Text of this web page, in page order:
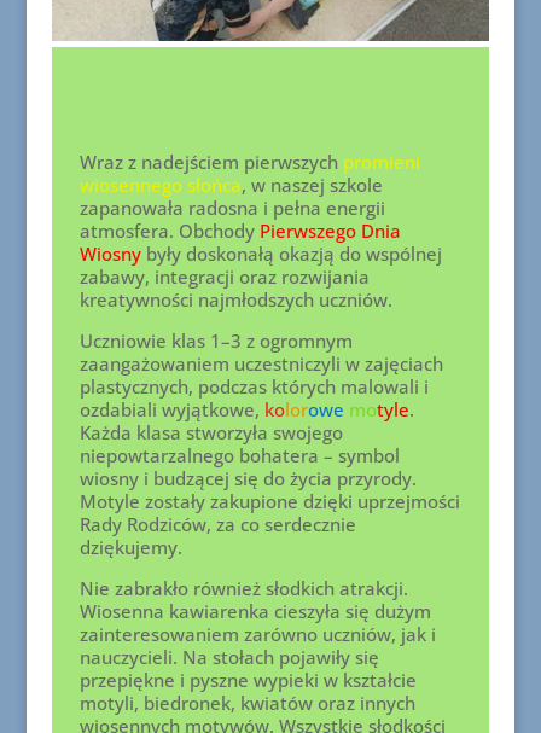
Wraz z nadejściem pierwszych promieni
wiosennego słońca, w naszej szkole
zapanowała radosna i pełna energii
atmosfera. Obchody Pierwszego Dnia
Wiosnybyły doskonałą okazją do wspólnej
zabawy, integracji oraz rozwijania
kreatywności najmłodszych uczniów.
Uczniowie klas 1–3 z ogromnym
zaangażowaniem uczestniczyli w zajęciach
plastycznych, podczas których malowali i
ozdabiali wyjątkowe, kolorowe motyle.
Każda klasa stworzyła swojego
niepowtarzalnego bohatera – symbol
wiosny i budzącej się do życia przyrody.
Motyle zostały zakupione dzięki uprzejmości
Rady Rodziców, za co serdecznie
dziękujemy.
Nie zabrakło również słodkich atrakcji.
Wiosenna kawiarenka cieszyła się dużym
zainteresowaniem zarówno uczniów, jak i
nauczycieli. Na stołach pojawiły się
przepiękne i pyszne wypieki w kształcie
motyli, biedronek, kwiatów oraz innych
wiosennych motywów. Wszystkie słodkości